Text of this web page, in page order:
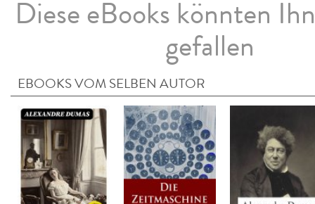
Diese eBooks könnten
gefallen
EBOOKS VOM SELBEN AUTOR